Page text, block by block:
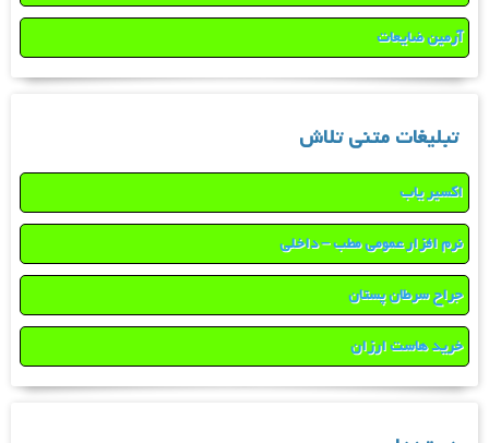
آرمین ضایعات
تبلیغات متنی تلاش
اکسیر یاب
نرم افزار عمومی مطب – داخلی
جراح سرطان پستان
خرید هاست ارزان